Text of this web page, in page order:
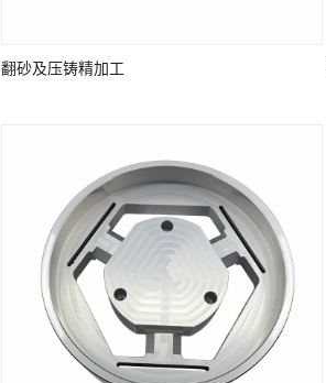
翻砂及压铸精加工